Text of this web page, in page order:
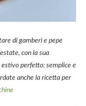
di gamberi e pepe
con la sua
estivo perfetto: semplice e
anche la ricetta per